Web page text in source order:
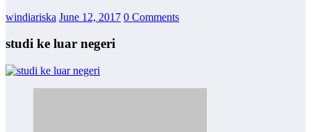
windiariska June 12, 2017 0 Comments
studi ke luar negeri